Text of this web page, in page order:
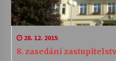
28. 12. 2015
8. zasedání